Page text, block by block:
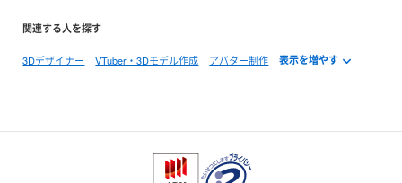
関連する人を探す
3Dデザイナー VTuber・3Dモデル作成 アバター制作